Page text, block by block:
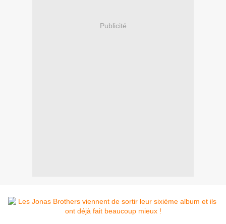
Publicité